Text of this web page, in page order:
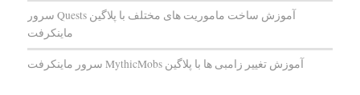
آموزش ساخت ماموریت های مختلف با پلاگین Quests سرور
ماینکرفت
آموزش تغییر زامبی ها با پلاگین MythicMobs سرور ماینکرفت